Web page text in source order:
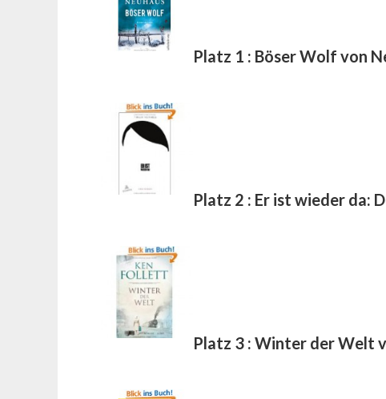
Platz 1 : Böser Wolf von
Platz 2 : Er ist wieder da:
Platz 3 : Winter der Welt